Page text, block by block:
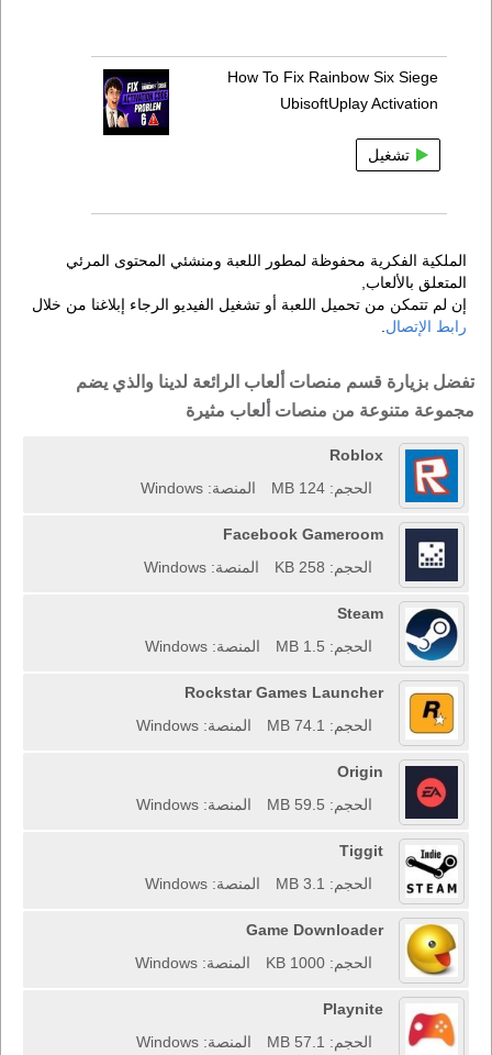
How To Fix Rainbow Six Siege
UbisoftUplay Activation
تشغيل
الملكية الفكرية محفوظة لمطور اللعبة ومنشئي المحتوى المرئي
المتعلق بالألعاب,
إن لم تتمكن من تحميل اللعبة أو تشغيل الفيديو الرجاء إبلاغنا من خلال
رابط الإتصال
تفضل بزيارة قسم منصات ألعاب الرائعة لدينا والذي يضم
مجموعة متنوعة من منصات ألعاب مثيرة
Roblox
الحجم: 124 MB
المنصة: Windows
Facebook Gameroom
الحجم: 258 KB
المنصة: Windows
Steam
الحجم: 1.5 MB
المنصة: Windows
Rockstar Games Launcher
الحجم: 74.1 MB
المنصة: Windows
Origin
الحجم: 59.5 MB
المنصة: Windows
Tiggit
الحجم: 3.1 MB
المنصة: Windows
Game Downloader
الحجم: 1000 KB
المنصة: Windows
Playnite
الحجم: 57.1 MB
المنصة: Windows